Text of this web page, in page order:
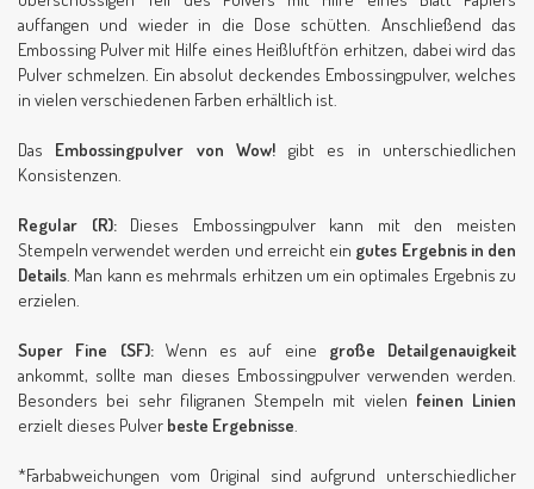
auffangen und wieder in die Dose schütten. Anschließend das
Embossing Pulver mit Hilfe eines Heißluftfön erhitzen, dabei wird das
Pulver schmelzen. Ein absolut deckendes Embossingpulver, welches
in vielen verschiedenen Farben erhältlich ist.
Das Embossingpulver von Wow! gibt es in unterschiedlichen
Konsistenzen.
Regular (R):Dieses Embossingpulver kann mit den meisten
Stempeln verwendet werden und erreicht ein gutes Ergebnis in den
Details. Man kann es mehrmals erhitzen um ein optimales Ergebnis zu
erzielen.
Super Fine (SF):Wenn es auf eine große Detailgenauigkeit
ankommt, sollte man dieses Embossingpulver verwenden werden.
Besonders bei sehr filigranen Stempeln mit vielen feinen Linien
erzielt dieses Pulver beste Ergebnisse.
*Farbabweichungen vom Original sind aufgrund unterschiedlicher